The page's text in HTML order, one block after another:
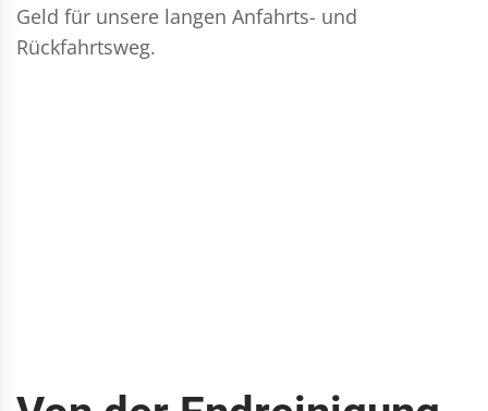
Geld für unsere langen Anfahrts- und
Rückfahrtsweg.